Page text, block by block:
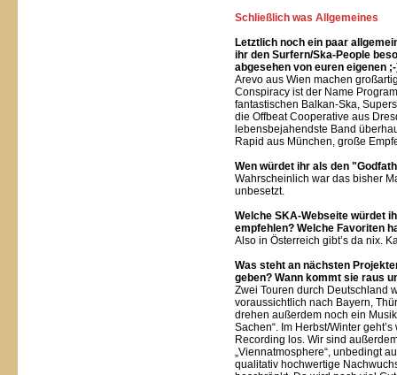
Schließlich was Allgemeines
Letztlich noch ein paar
ihr den Surfern/Ska-People
abgesehen von euren eigenen
Arevo aus Wien machen
Conspiracy ist der Name
fantastischen Balkan-Ska,
die Offbeat Cooperative aus
lebensbejahendste Band
Rapid aus München, große
Wen würdet ihr als den
Wahrscheinlich war das bisher
unbesetzt.
Welche SKA-Webseite würdet
empfehlen? Welche Favoriten
Also in Österreich gibt’s da nix.
Was steht an nächsten
geben? Wann kommt sie raus
Zwei Touren durch Deutschland
voraussichtlich nach Bayern,
drehen außerdem noch ein
Sachen“. Im Herbst/Winter
Recording los. Wir sind
„Viennatmosphere“, unbedingt
qualitativ hochwertige